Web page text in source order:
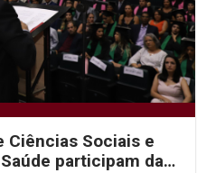
Ciências Sociais e
participam da